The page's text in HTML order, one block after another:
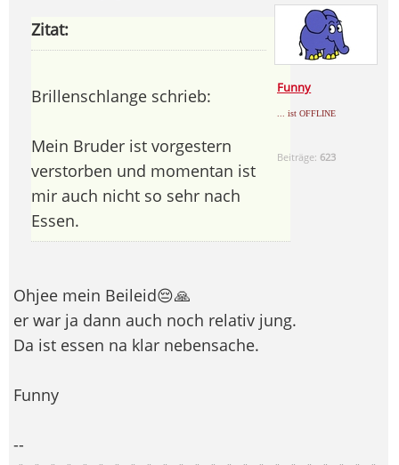
Funny
... ist OFFLINE
Beiträge: 623
Zitat:
Brillenschlange schrieb:
Mein Bruder ist vorgestern
verstorben und momentan ist
mir auch nicht so sehr nach
Essen.
Ohjee mein Beileid😔 🙏
er war ja dann auch noch relativ jung.
Da ist essen na klar nebensache.
Funny
--